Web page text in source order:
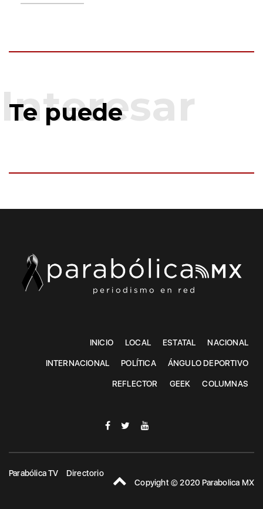
Te puede
INICIO LOCAL ESTATAL NACIONAL
INTERNACIONAL POLÍTICA ÁNGULO DEPORTIVO
REFLECTOR GEEK COLUMNAS
Parabólica TV
Directorio
Copyight © 2020 Parabolica MX